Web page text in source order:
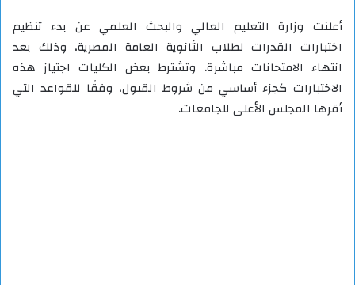
أعلنت وزارة التعليم العالي والبحث العلمي عن بدء تنظيم
اختبارات القدرات لطلاب الثانوية العامة المصرية، وذلك بعد
انتهاء الامتحانات مباشرة. وتشترط بعض الكليات اجتياز هذه
الاختبارات كجزء أساسي من شروط القبول، وفقًا للقواعد التي
أقرها المجلس الأعلى للجامعات.